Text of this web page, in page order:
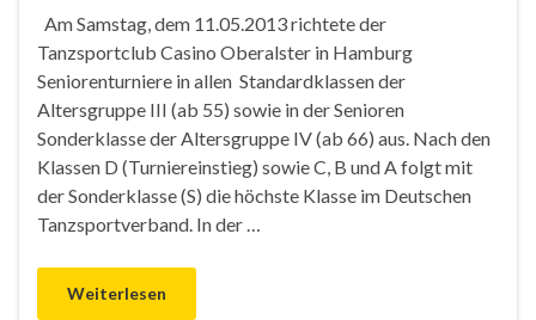
Am Samstag, dem 11.05.2013 richtete der
Tanzsportclub Casino Oberalster in Hamburg
Seniorenturniere in allen Standardklassen der
Altersgruppe III (ab 55) sowie in der Senioren
Sonderklasse der Altersgruppe IV (ab 66) aus. Nach den
Klassen D (Turniereinstieg) sowie C, B und A folgt mit
der Sonderklasse (S) die höchste Klasse im Deutschen
Tanzsportverband. In der …
Weiterlesen